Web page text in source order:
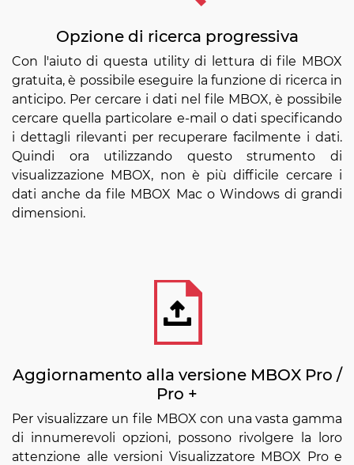
Opzione di ricerca progressiva
Con l'aiuto di questa utility di lettura di file MBOX
gratuita, è possibile eseguire la funzione di ricerca in
anticipo. Per cercare i dati nel file MBOX, è possibile
cercare quella particolare e-mail o dati specificando
i dettagli rilevanti per recuperare facilmente i dati.
Quindi ora utilizzando questo strumento di
visualizzazione MBOX, non è più difficile cercare i
dati anche da file MBOX Mac o Windows di grandi
dimensioni.
Aggiornamento alla versione MBOX Pro /
Pro +
Per visualizzare un file MBOX con una vasta gamma
di innumerevoli opzioni, possono rivolgere la loro
attenzione alle versioni Visualizzatore MBOX Pro e